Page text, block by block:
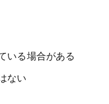
いる場合がある
ない